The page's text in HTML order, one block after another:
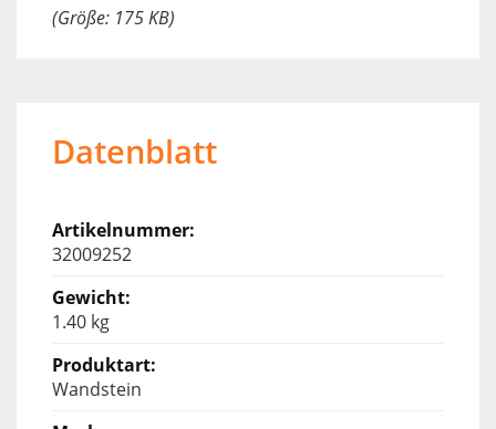
(Größe: 175 KB)
Datenblatt
32009252
1.40 kg
Wandstein